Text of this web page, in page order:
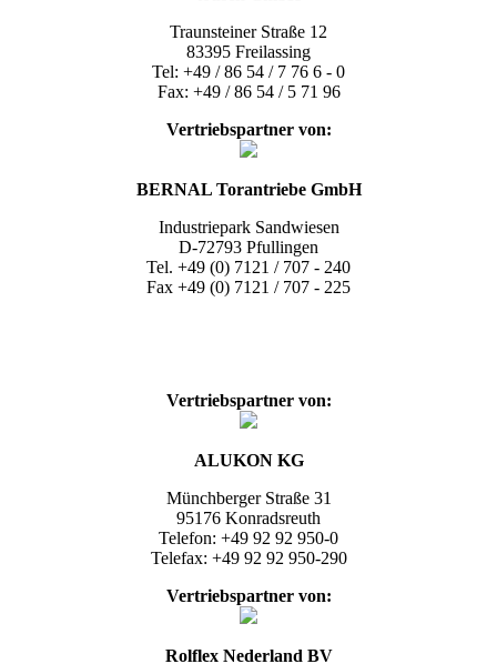
Traunsteiner Straße 12
83395 Freilassing
Tel: +49 / 86 54 / 7 76 6 - 0
Fax: +49 / 86 54 / 5 71 96
Vertriebspartner von:
BERNAL Torantriebe GmbH
Industriepark Sandwiesen
D-72793 Pfullingen
Tel. +49 (0) 7121 / 707 - 240
Fax +49 (0) 7121 / 707 - 225
Vertriebspartner von:
ALUKON KG
Münchberger Straße 31
95176 Konradsreuth
Telefon: +49 92 92 950-0
Telefax: +49 92 92 950-290
Vertriebspartner von:
Rolflex Nederland BV